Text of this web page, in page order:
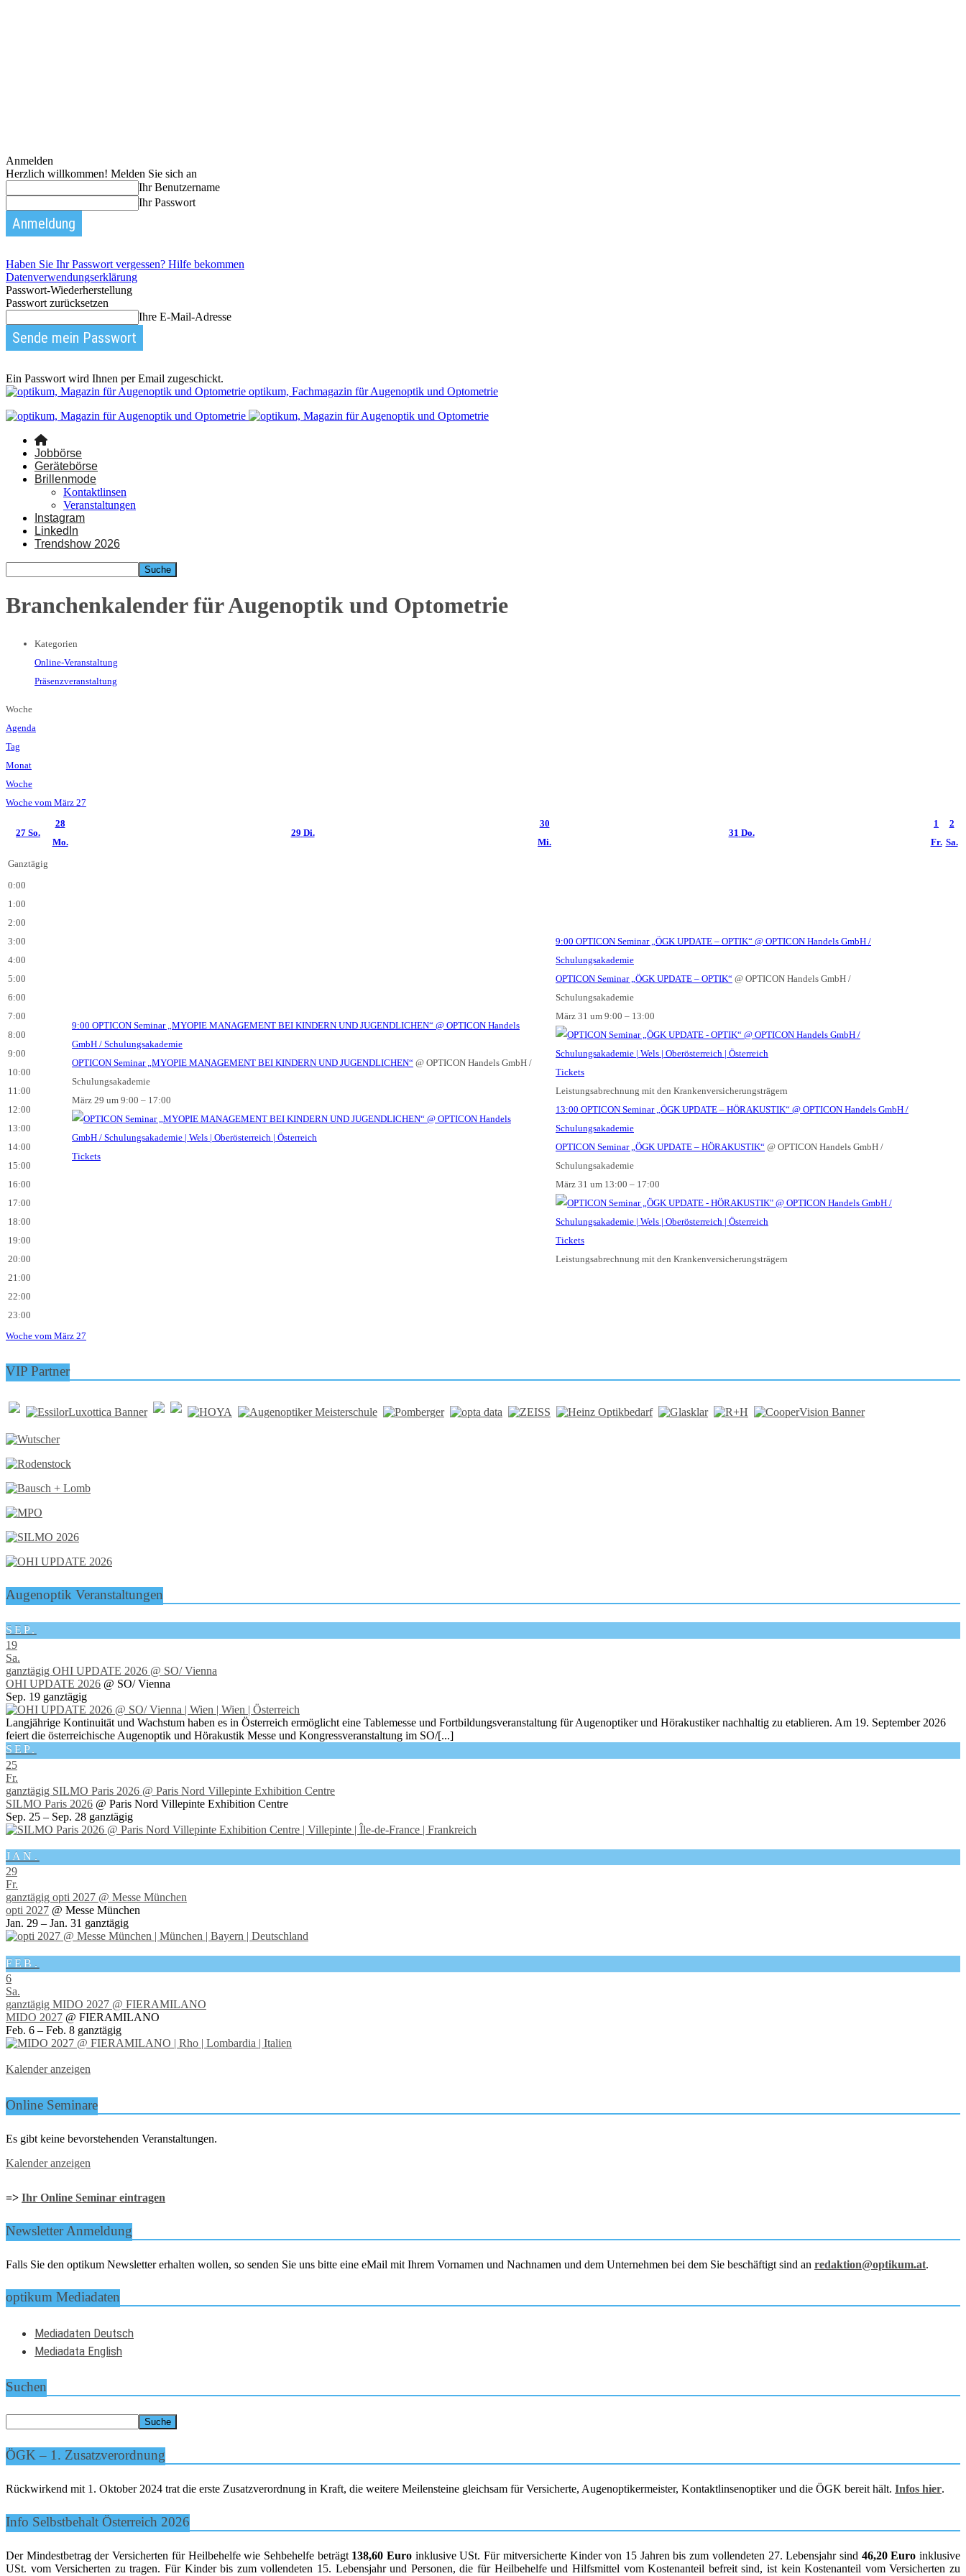
Anmelden
Herzlich willkommen! Melden Sie sich an
Ihr Benutzername
Ihr Passwort
Haben Sie Ihr Passwort vergessen? Hilfe bekommen
Datenverwendungserklärung
Passwort-Wiederherstellung
Passwort zurücksetzen
Ihre E-Mail-Adresse
Ein Passwort wird Ihnen per Email zugeschickt.
optikum, Fachmagazin für Augenoptik und Optometrie
Jobbörse
Gerätebörse
Brillenmode
Kontaktlinsen
Veranstaltungen
Instagram
LinkedIn
Trendshow 2026
Branchenkalender für Augenoptik und Optometrie
Kategorien
Online-Veranstaltung
Präsenzveranstaltung
Woche
Agenda
Tag
Monat
Woche
Woche vom März 27
27 So.
28
Mo.
29 Di.
30
Mi.
31 Do.
1
Fr.
2
Sa.
Ganztägig
0:00
1:00
2:00
3:00
4:00
5:00
6:00
7:00
8:00
9:00
10:00
11:00
12:00
13:00
14:00
15:00
16:00
17:00
18:00
19:00
20:00
21:00
22:00
23:00
9:00 OPTICON Seminar „MYOPIE MANAGEMENT BEI KINDERN UND JUGENDLICHEN“ @ OPTICON Handels
GmbH / Schulungsakademie
OPTICON Seminar „MYOPIE MANAGEMENT BEI KINDERN UND JUGENDLICHEN“ @ OPTICON Handels GmbH /
Schulungsakademie
März 29 um 9:00 – 17:00
Tickets
9:00 OPTICON Seminar „ÖGK UPDATE – OPTIK“ @ OPTICON Handels GmbH /
Schulungsakademie
OPTICON Seminar „ÖGK UPDATE – OPTIK“ @ OPTICON Handels GmbH /
Schulungsakademie
März 31 um 9:00 – 13:00
Tickets
Leistungsabrechnung mit den Krankenversicherungsträgern
13:00 OPTICON Seminar „ÖGK UPDATE – HÖRAKUSTIK“ @ OPTICON Handels GmbH /
Schulungsakademie
OPTICON Seminar „ÖGK UPDATE – HÖRAKUSTIK“ @ OPTICON Handels GmbH /
Schulungsakademie
März 31 um 13:00 – 17:00
Tickets
Leistungsabrechnung mit den Krankenversicherungsträgern
Woche vom März 27
VIP Partner
Augenoptik Veranstaltungen
SEP.
19
Sa.
ganztägig OHI UPDATE 2026 @ SO/ Vienna
OHI UPDATE 2026 @ SO/ Vienna
Sep. 19 ganztägig
Langjährige Kontinuität und Wachstum haben es in Österreich ermöglicht eine Tablemesse und Fortbildungsveranstaltung für Augenoptiker und Hörakustiker nachhaltig zu etablieren. Am 19. September 2026
feiert die österreichische Augenoptik und Hörakustik Messe und Kongressveranstaltung im SO/[...]
SEP.
25
Fr.
ganztägig SILMO Paris 2026 @ Paris Nord Villepinte Exhibition Centre
SILMO Paris 2026 @ Paris Nord Villepinte Exhibition Centre
Sep. 25 – Sep. 28 ganztägig
JAN.
29
Fr.
ganztägig opti 2027 @ Messe München
opti 2027 @ Messe München
Jan. 29 – Jan. 31 ganztägig
FEB.
6
Sa.
ganztägig MIDO 2027 @ FIERAMILANO
MIDO 2027 @ FIERAMILANO
Feb. 6 – Feb. 8 ganztägig
Kalender anzeigen
Online Seminare
Es gibt keine bevorstehenden Veranstaltungen.
Kalender anzeigen
=> Ihr Online Seminar eintragen
Newsletter Anmeldung
Falls Sie den optikum Newsletter erhalten wollen, so senden Sie uns bitte eine eMail mit Ihrem Vornamen und Nachnamen und dem Unternehmen bei dem Sie beschäftigt sind an redaktion@optikum.at.
optikum Mediadaten
Mediadaten Deutsch
Mediadata English
Suchen
ÖGK – 1. Zusatzverordnung
Rückwirkend mit 1. Oktober 2024 trat die erste Zusatzverordnung in Kraft, die weitere Meilensteine gleichsam für Versicherte, Augenoptikermeister, Kontaktlinsenoptiker und die ÖGK bereit hält. Infos hier.
Info Selbstbehalt Österreich 2026
Der Mindestbetrag der Versicherten für Heilbehelfe wie Sehbehelfe beträgt 138,60 Euro inklusive USt. Für mitversicherte Kinder von 15 Jahren bis zum vollendeten 27. Lebensjahr sind 46,20 Euro inklusive
USt. vom Versicherten zu tragen. Für Kinder bis zum vollendeten 15. Lebensjahr und Personen, die für Heilbehelfe und Hilfsmittel vom Kostenanteil befreit sind, ist kein Kostenanteil vom Versicherten zu